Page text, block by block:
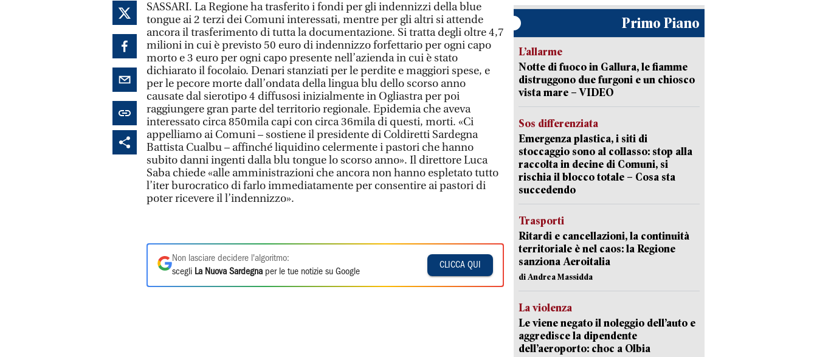
SASSARI. La Regione ha trasferito i fondi per gli indennizzi della blue
tongue ai 2 terzi dei Comuni interessati, mentre per gli altri si attende
ancora il trasferimento di tutta la documentazione. Si tratta degli oltre 4,7
milioni in cui è previsto 50 euro di indennizzo forfettario per ogni capo
morto e 3 euro per ogni capo presente nell’azienda in cui è stato
dichiarato il focolaio. Denari stanziati per le perdite e maggiori spese, e
per le pecore morte dall’ondata della lingua blu dello scorso anno
causate dal sierotipo 4 diffusosi inizialmente in Ogliastra per poi
raggiungere gran parte del territorio regionale. Epidemia che aveva
interessato circa 850mila capi con circa 36mila di questi, morti. «Ci
appelliamo ai Comuni – sostiene il presidente di Coldiretti Sardegna
Battista Cualbu – affinché liquidino celermente i pastori che hanno
subito danni ingenti dalla blu tongue lo scorso anno». Il direttore Luca
Saba chiede «alle amministrazioni che ancora non hanno espletato tutto
l’iter burocratico di farlo immediatamente per consentire ai pastori di
poter ricevere il l’indennizzo».
Non lasciare decidere l'algoritmo:
scegli La Nuova Sardegna per le tue notizie su Google
CLICCA QUI
Primo Piano
L’allarme
Notte di fuoco in Gallura, le fiamme
distruggono due furgoni e un chiosco
vista mare – VIDEO
Sos differenziata
Emergenza plastica, i siti di
stoccaggio sono al collasso: stop alla
raccolta in decine di Comuni, si
rischia il blocco totale – Cosa sta
succedendo
Trasporti
Ritardi e cancellazioni, la continuità
territoriale è nel caos: la Regione
sanziona Aeroitalia
di Andrea Massidda
La violenza
Le viene negato il noleggio dell’auto e
aggredisce la dipendente
dell’aeroporto: choc a Olbia